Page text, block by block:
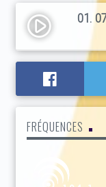
play_circle_filled
FRÉQUENCES